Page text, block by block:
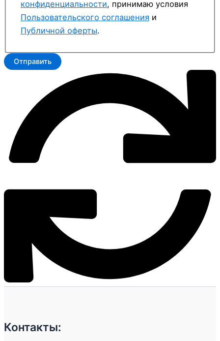
конфиденциальности, принимаю условия
Пользовательского соглашения и
Публичной оферты.
Отправить
Контакты: